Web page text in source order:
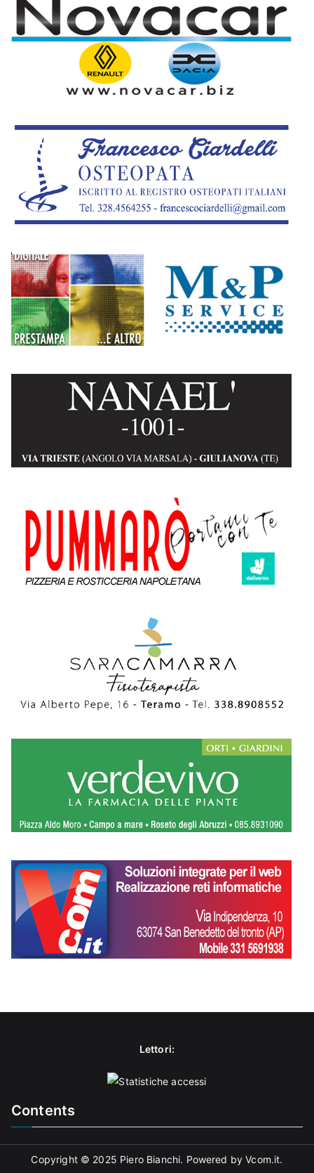
Lettori:
Contents
Copyright © 2025 Piero Bianchi. Powered by Vcom.it.